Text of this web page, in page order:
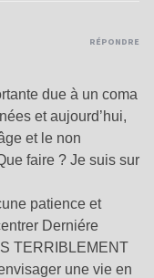
due à un coma
et aujourd’hui,
et le non
faire ? Je suis sur
patience et
Derniére
TERRIBLEMENT
une vie en
RÉPONDRE